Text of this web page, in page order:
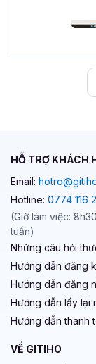
HỖ TRỢ KHÁCH
Email:
Hotline: 0774 116
(Giờ làm việc:
tuần)
Những câu hỏi
Hướng dẫn đăng
Hướng dẫn đăng
Hướng dẫn lấy lại
Hướng dẫn thanh
VỀ GITIHO